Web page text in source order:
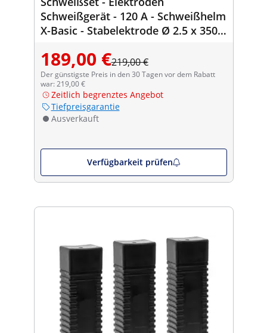
Schweißgerät - 120 A - Schweißhelm
X-Basic - Stabelektrode Ø 2.5 x 350
kg
189,00 €219,00 €
Der günstigste Preis in den 30 Tagen vor dem Rabatt
war: 219,00 €
Zeitlich begrenztes Angebot
Tiefpreisgarantie
Ausverkauft
Verfügbarkeit prüfen